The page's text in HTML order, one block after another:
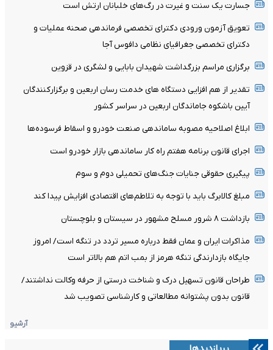
جسارت یک سنت و غیرت در رگ‌های خلبانان ارتش است
تعویق آزمون ورودی دکترای تخصصی فرماندهی صحنه عملیات و
دکترای تخصصی جغرافیای نظامی دافوس آجا
برگزاری مراسم بزرگداشت شهیدان بابایی و لشگری در قزوین
تقدیر از هم افزایی دستگاه های خدمت رسان اربعین و برگزارکنندگان
آیین باشکوه جاماندگان اربعین در سراسر کشور
ابلاغ اصلاحیه مصوبه ساماندهی صنعت خودرو و اسقاط فرسوده‌ها
اجرای قانون برنامه هفتم راه کار ساماندهی بازار خودرو است
پیگیری حقوقی جنایات جنگ‌های تحمیلی دوم و سوم
مبلغ کالابرگ باید با توجه به تلاطم‌های اقتصادی افزایش پیدا کند
بازداشت ۸ شرور مسلح مشهور در سیستان و بلوچستان
مذاکرات ایران و عمان فقط درباره مسیر تردد در تنگه است/ امروز
جایگاه بازدارندگی تنگه هرمز از بمب اتم هم بالاتر است
طراحان قانون تسهیل درک و شناخت درستی از حرفه وکالت نداشتند/
قانون بدون پشتوانه مطالعاتی و کارشناسی تصویب شد
آرشیو